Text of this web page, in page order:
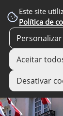
Este site
Política de
Aceitar
Desativar